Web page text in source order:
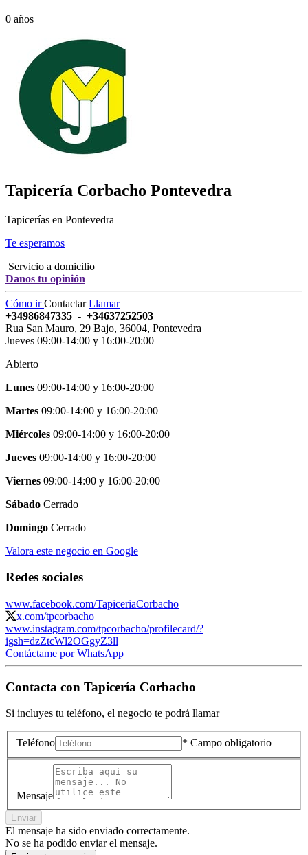
0 años
Tapicería Corbacho Pontevedra
Tapicerías en Pontevedra
Te esperamos
Servicio a domicilio
Danos tu opinión
Cómo irContactarLlamar
+34986847335 - +34637252503
Rua San Mauro, 29 Bajo, 36004, Pontevedra
Jueves 09:00-14:00 y 16:00-20:00
Abierto
Lunes 09:00-14:00 y 16:00-20:00
Martes 09:00-14:00 y 16:00-20:00
Miércoles 09:00-14:00 y 16:00-20:00
Jueves 09:00-14:00 y 16:00-20:00
Viernes 09:00-14:00 y 16:00-20:00
Sábado Cerrado
Domingo Cerrado
Valora este negocio en Google
Redes sociales
www.facebook.com/TapiceriaCorbacho
x.com/tpcorbacho
www.instagram.com/tpcorbacho/profilecard/?
igsh=dzZtcWl2OGgyZ3ll
Contáctame por WhatsApp
Contacta con Tapicería Corbacho
Si incluyes tu teléfono, el negocio te podrá llamar
Teléfono * Campo obligatorio
Mensaje
Enviar
El mensaje ha sido enviado correctamente.
No se ha podido enviar el mensaje.